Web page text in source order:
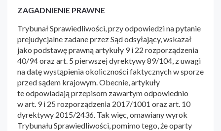
ZAGADNIENIE PRAWNE
Trybunał Sprawiedliwości, przy odpowiedzi na pytanie
prejudycjalne zadane przez Sąd odsyłający, wskazał
jako podstawę prawną artykuły 9 i 22 rozporządzenia
40/94 oraz art. 5 pierwszej dyrektywy 89/104, z uwagi
na datę wystąpienia okoliczności faktycznych w sporze
przed sądem krajowym. Obecnie, artykuły
te odpowiadają przepisom zawartym odpowiednio
w art. 9 i 25 rozporządzenia 2017/1001 oraz art. 10
dyrektywy 2015/2436. Tak więc, omawiany wyrok
Trybunału Sprawiedliwości, pomimo tego, że oparty